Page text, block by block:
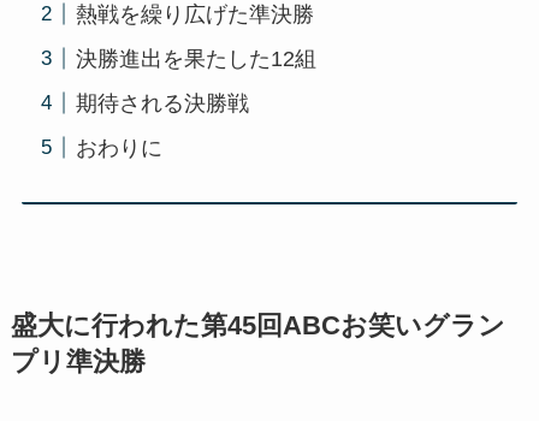
熱戦を繰り広げた準決勝
決勝進出を果たした12組
期待される決勝戦
おわりに
盛大に行われた第45回ABCお笑いグラン
プリ準決勝